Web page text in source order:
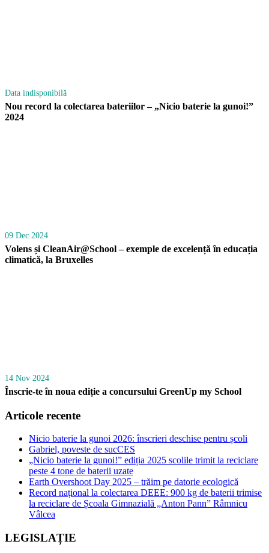
Data indisponibilă
Nou record la colectarea bateriilor – „Nicio baterie la gunoi!”
2024
09 Dec 2024
Volens și CleanAir@School – exemple de excelență în educația
climatică, la Bruxelles
14 Nov 2024
Înscrie-te în noua ediție a concursului GreenUp my School
Articole recente
Nicio baterie la gunoi 2026: înscrieri deschise pentru școli
Gabriel, poveste de sucCES
„Nicio baterie la gunoi!” ediția 2025 scolile trimit la reciclare
peste 4 tone de baterii uzate
Earth Overshoot Day 2025 – trăim pe datorie ecologică
Record național la colectarea DEEE: 900 kg de baterii trimise
la reciclare de Școala Gimnazială „Anton Pann” Râmnicu
Vâlcea
LEGISLAȚIE